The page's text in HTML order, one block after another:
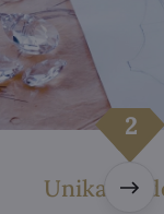
Unikalne